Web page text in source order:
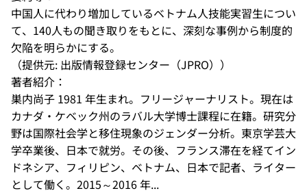
中国人に代わり増加しているベトナム人技能実習生につい
て、140人もの聞き取りをもとに、深刻な事例から制度的
欠陥を明らかにする。
（提供元: 出版情報登録センター（JPRO））
著者紹介：
巣内尚子 1981 年生まれ。フリージャーナリスト。現在は
カナダ・ケベック州のラバル大学博士課程に在籍。研究分
野は国際社会学と移住現象のジェンダー分析。東京学芸大
学卒業後、日本で就労。その後、フランス滞在を経てイン
ドネシア、フィリピン、ベトナム、日本で記者、ライター
として働く。2015～2016 年...